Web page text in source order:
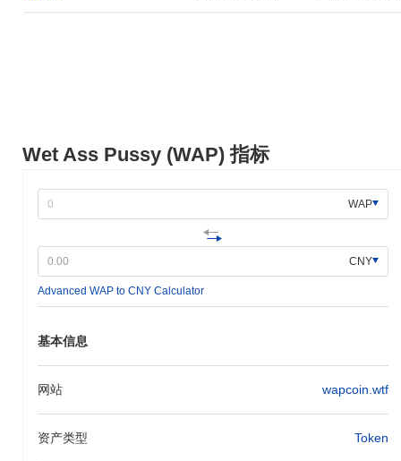
Wet Ass Pussy (WAP) 指标
WAP
CNY
Advanced WAP to CNY Calculator
基本信息
网站 wapcoin.wtf
资产类型 Token
系统。这些元素共同促成了湿屁股在加密货币领域的独特地位。
进行交易和支付费用，促进与其区块链上的去中心化应用的交互。
持有者可以选择质押或委托WAP，这有助于保护网络并参与治理过
程，例如对影响平台未来发展的提案进行投票。开发者可以利用湿
屁股构建去中心化应用和集成，利用可用的工具和SDK。该生态系
统还通过兼容的钱包和市场支持WAP，使用户能够高效管理其代币
湿屁股仍然活跃或相关吗？
根据最新可用数据，湿屁股通过最近的发展和社区参与保持活跃。
该项目在多个交易平台上保持存在，表明市场活动持续。其GitHub
存储库中记录了最近的更新，重点是增强安全性和用户体验。此
外，社区内正在进行积极的讨论和治理提案，反映出利益相关者的